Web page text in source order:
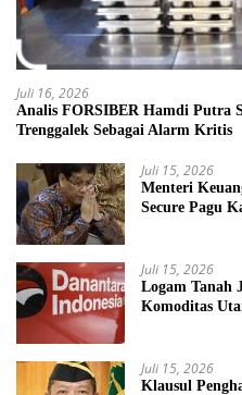
Juli 16, 2026
Analis FORSIBER Hamdi Putra
Trenggalek Sebagai Alarm Kritis
Juli 15, 2026
Menteri
Secure Pagu
Juli 15, 2026
Logam Tanah
Komoditas
Juli 15, 2026
Klausul